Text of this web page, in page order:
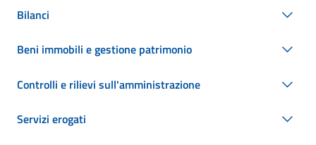
Bilanci
Beni immobili e gestione patrimonio
Controlli e rilievi sull'amministrazione
Servizi erogati